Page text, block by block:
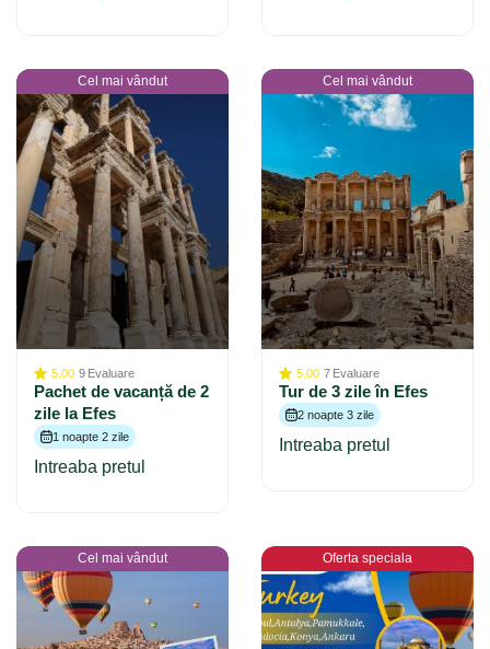
Cel mai vândut
5.00 9 Evaluare
Pachet de vacanță de 2
zile la Efes
1 noapte 2 zile
Intreaba pretul
Cel mai vândut
5.00 7 Evaluare
Tur de 3 zile în Efes
2 noapte 3 zile
Intreaba pretul
Cel mai vândut Oferta speciala